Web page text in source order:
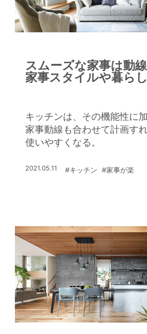
スムーズな家事は動
家事スタイルや暮ら
キッチンは、その機能性に加
家事動線も合わせて計画す
使いやすくなる。
2021.05.11 #キッチン #家事が楽